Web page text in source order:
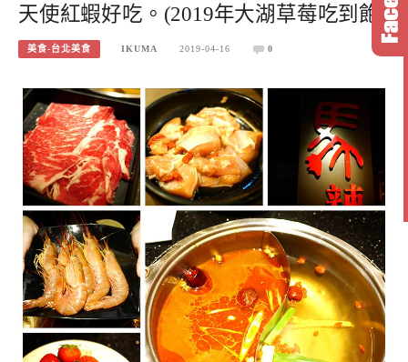
天使紅蝦好吃。(2019年大湖草莓吃到飽)
美食-台北美食 IKUMA 2019-04-16 0